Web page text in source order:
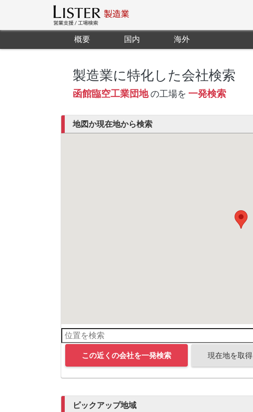
概要 国内 海外
製造業に特化した会社検索
函館臨空工業団地 の工場を 一発検索
地図か現在地から検索
この近くの会社を一発検索 現在地を取得
ピックアップ地域